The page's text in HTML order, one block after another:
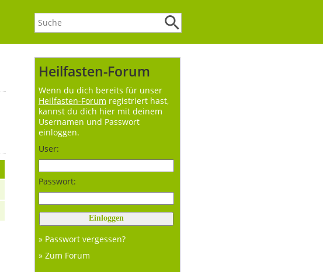
Heilfasten-Forum
Wenn du dich bereits für unser
Heilfasten-Forum registriert hast,
kannst du dich hier mit deinem
Usernamen und Passwort
einloggen.
User:
Passwort:
» Passwort vergessen?
» Zum Forum